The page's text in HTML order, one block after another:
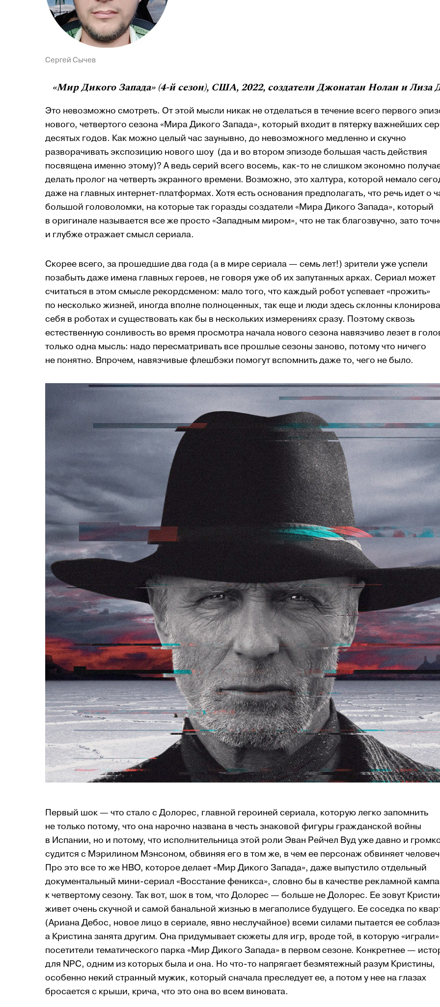
Сергей Сычев
«Мир Дикого Запада» (4-й сезон), США, 2022, создатели Джонатан Нолан и Лиза
Это невозможно смотреть. От этой мысли никак не отделаться в течение всего первого
нового, четвертого сезона «Мира Дикого Запада», который входит в пятерку важнейших
десятых годов. Как можно целый час заунывно, до невозможного медленно и скучно
разворачивать экспозицию нового шоу (да и во втором эпизоде большая часть действия
посвящена именно этому)? А ведь серий всего восемь, как-то не слишком экономно
делать пролог на четверть экранного времени. Возможно, это халтура, которой немало
даже на главных интернет-платформах. Хотя есть основания предполагать, что речь идет о
большой головоломки, на которые так горазды создатели «Мира Дикого Запада», который
в оригинале называется все же просто «Западным миром», что не так благозвучно, зато
и глубже отражает смысл сериала.
Скорее всего, за прошедшие два года (а в мире сериала — семь лет!) зрители уже успели
позабыть даже имена главных героев, не говоря уже об их запутанных арках. Сериал может
считаться в этом смысле рекордсменом: мало того, что каждый робот успевает «прожить»
по несколько жизней, иногда вполне полноценных, так еще и люди здесь склонны
себя в роботах и существовать как бы в нескольких измерениях сразу. Поэтому сквозь
естественную сонливость во время просмотра начала нового сезона навязчиво лезет в
только одна мысль: надо пересматривать все прошлые сезоны заново, потому что ничего
не понятно. Впрочем, навязчивые флешбэки помогут вспомнить даже то, чего не было.
Первый шок — что стало с Долорес, главной героиней сериала, которую легко запомнить
не только потому, что она нарочно названа в честь знаковой фигуры гражданской войны
в Испании, но и потому, что исполнительница этой роли Эван Рейчел Вуд уже давно и
судится с Мэрилином Мэнсоном, обвиняя его в том же, в чем ее персонаж обвиняет
Про это все то же НВО, которое делает «Мир Дикого Запада», даже выпустило отдельный
документальный мини-сериал «Восстание феникса», словно бы в качестве рекламной
к четвертому сезону. Так вот, шок в том, что Долорес — больше не Долорес. Ее зовут
живет очень скучной и самой банальной жизнью в мегаполисе будущего. Ее соседка по
(Ариана Дебос, новое лицо в сериале, явно неслучайное) всеми силами пытается ее
а Кристина занята другим. Она придумывает сюжеты для игр, вроде той, в которую «играли»
посетители тематического парка «Мир Дикого Запада» в первом сезоне. Конкретнее —
для NPC, одним из которых была и она. Но что-то напрягает безмятежный разум Кристины,
особенно некий странный мужик, который сначала преследует ее, а потом у нее на глазах
бросается с крыши, крича, что это она во всем виновата.